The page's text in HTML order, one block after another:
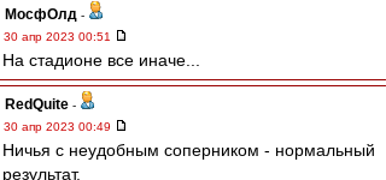
МосфОлд -
30 апр 2023 00:51
На стадионе все иначе...
RedQuite -
30 апр 2023 00:49
Ничья с неудобным соперником - нормальный
результат.